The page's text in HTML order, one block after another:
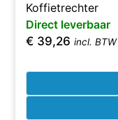
Koffietrechter
Direct leverbaar
€ 39,26 incl. BTW